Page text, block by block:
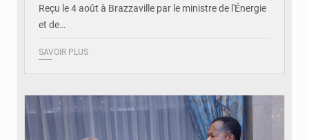
Reçu le 4 août à Brazzaville par le ministre de l'Énergie
et de…
SAVOIR PLUS